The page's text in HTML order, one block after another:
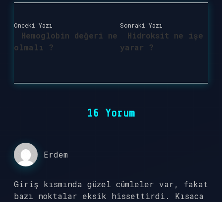
Önceki Yazı
Hemoglobin değeri ne
olmalı ?
Sonraki Yazı
Hidroksit ne işe
yarar ?
16 Yorum
Erdem
Giriş kısmında güzel cümleler var, fakat
bazı noktalar eksik hissettirdi. Kısaca